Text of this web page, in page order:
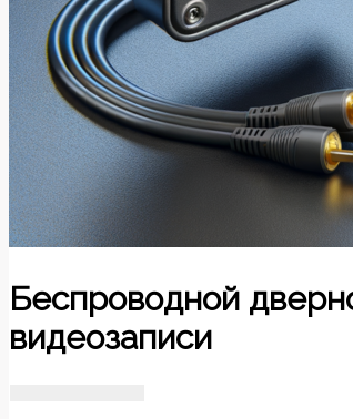
Беспроводной
видеозаписи